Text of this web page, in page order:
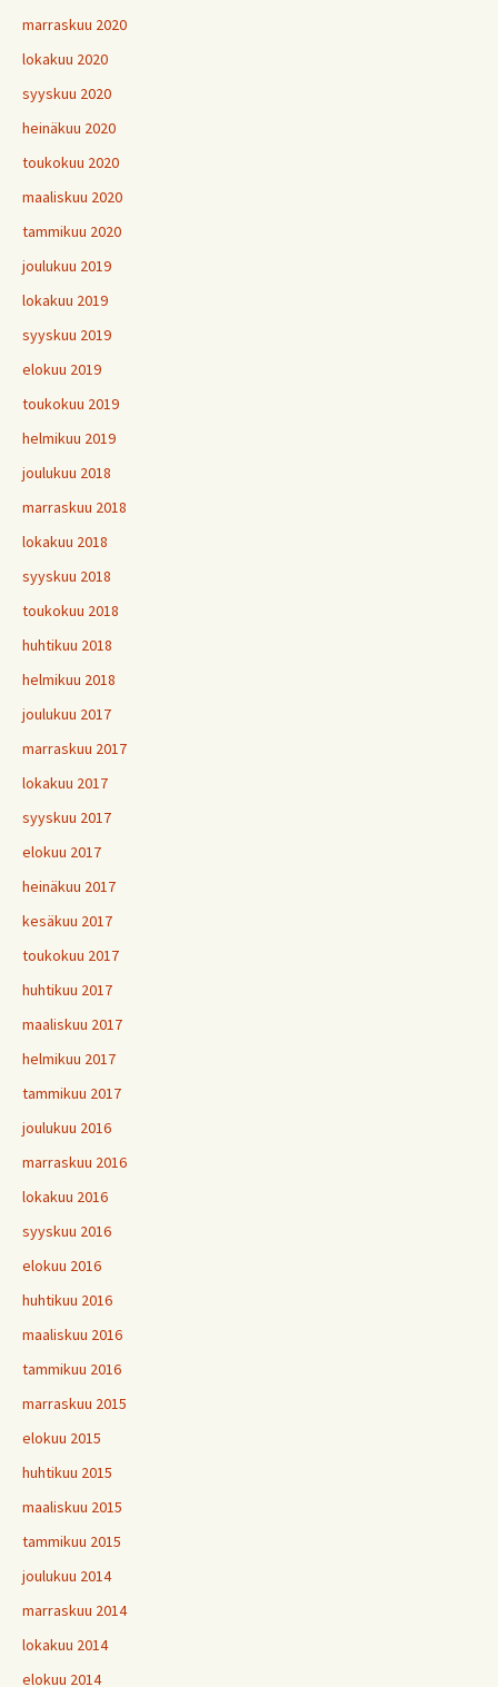
marraskuu 2020
lokakuu 2020
syyskuu 2020
heinäkuu 2020
toukokuu 2020
maaliskuu 2020
tammikuu 2020
joulukuu 2019
lokakuu 2019
syyskuu 2019
elokuu 2019
toukokuu 2019
helmikuu 2019
joulukuu 2018
marraskuu 2018
lokakuu 2018
syyskuu 2018
toukokuu 2018
huhtikuu 2018
helmikuu 2018
joulukuu 2017
marraskuu 2017
lokakuu 2017
syyskuu 2017
elokuu 2017
heinäkuu 2017
kesäkuu 2017
toukokuu 2017
huhtikuu 2017
maaliskuu 2017
helmikuu 2017
tammikuu 2017
joulukuu 2016
marraskuu 2016
lokakuu 2016
syyskuu 2016
elokuu 2016
huhtikuu 2016
maaliskuu 2016
tammikuu 2016
marraskuu 2015
elokuu 2015
huhtikuu 2015
maaliskuu 2015
tammikuu 2015
joulukuu 2014
marraskuu 2014
lokakuu 2014
elokuu 2014